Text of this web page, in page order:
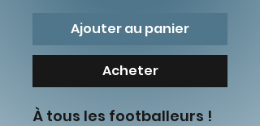
Ajouter au panier
Acheter
À tous les footballeurs !